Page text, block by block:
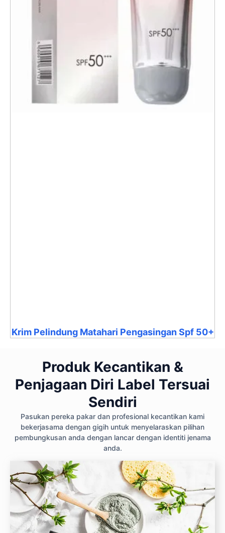
Krim Pelindung Matahari Pengasingan Spf 50+
Produk Kecantikan &
Penjagaan Diri Label Tersuai
Sendiri
Pasukan pereka pakar dan profesional kecantikan kami
bekerjasama dengan gigih untuk menyelaraskan pilihan
pembungkusan anda dengan lancar dengan identiti jenama
anda.